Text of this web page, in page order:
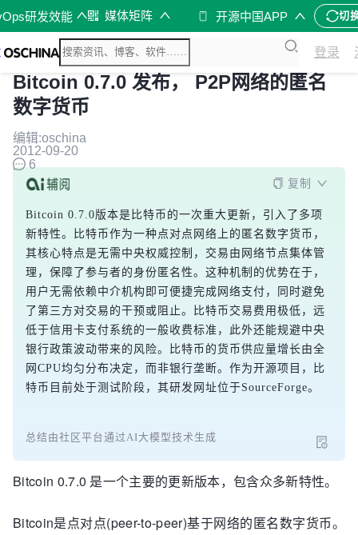
研发效能 媒体矩阵 开源中国APP 切
登录
Bitcoin 0.7.0 发布， P2P网络的匿名
数字货币
编辑:oschina
2012-09-20
6
复制
Bitcoin 0.7.0版本是比特币的一次重大更新，引入了多项
新特性。比特币作为一种点对点网络上的匿名数字货币，
其核心特点是无需中央权威控制，交易由网络节点集体管
理，保障了参与者的身份匿名性。这种机制的优势在于，
用户无需依赖中介机构即可便捷完成网络支付，同时避免
了第三方对交易的干预或阻止。比特币交易费用极低，远
低于信用卡支付系统的一般收费标准，此外还能规避中央
银行政策波动带来的风险。比特币的货币供应量增长由全
网CPU均匀分布决定，而非银行垄断。作为开源项目，比
特币目前处于测试阶段，其研发网址位于SourceForge。
总结由社区平台通过AI大模型技术生成
Bitcoin 0.7.0 是一个主要的更新版本，包含众多新特性。
Bitcoin是点对点(peer-to-peer)基于网络的匿名数字货币。